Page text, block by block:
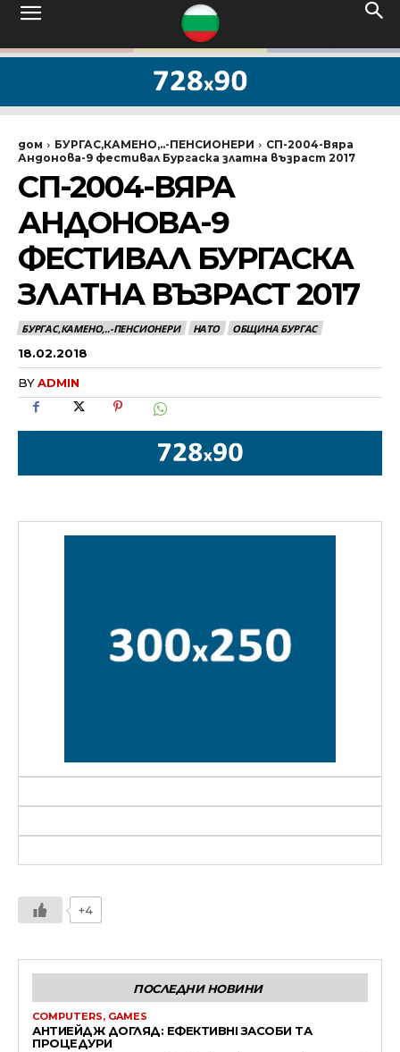
дом БУРГАС,КАМЕНО,..-ПЕНСИОНЕРИ
СП-2004-Вяра
Андонова-9 фестивал Бургаска златна възраст 2017
СП-2004-ВЯРА
АНДОНОВА-9
ФЕСТИВАЛ БУРГАСКА
ЗЛАТНА ВЪЗРАСТ 2017
БУРГАС,КАМЕНО,..-ПЕНСИОНЕРИ НАТО ОБЩИНА БУРГАС
18.02.2018
BYADMIN
+4
ПОСЛЕДНИ НОВИНИ
COMPUTERS, GAMES
АНТИЕЙДЖ ДОГЛЯД: ЕФЕКТИВНІ ЗАСОБИ ТА
ПРОЦЕДУРИ